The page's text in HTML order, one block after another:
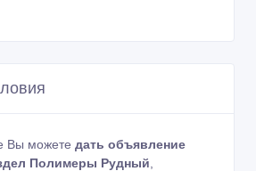
Вы можете дать объявление
Полимеры Рудный